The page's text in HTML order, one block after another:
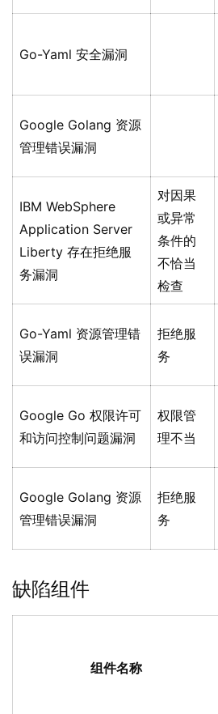
Go-Yaml 安全漏洞
Google Golang 资源
管理错误漏洞
IBM WebSphere
Application Server
Liberty 存在拒绝服
务漏洞
对因果
或异常
条件的
不恰当
检查
Go-Yaml 资源管理错
误漏洞
拒绝服
务
Google Go 权限许可
和访问控制问题漏洞
权限管
理不当
Google Golang 资源
管理错误漏洞
拒绝服
务
缺陷组件
组件名称